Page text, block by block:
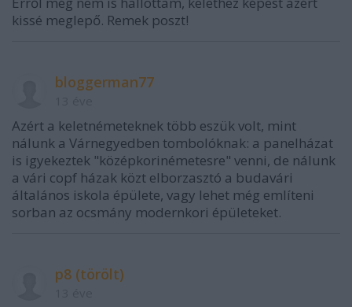
kissé meglepő. Remek poszt!
bloggerman77
Azért a keletnémeteknek több eszük volt, mint
nálunk a Várnegyedben tombolóknak: a panelházat
is igyekeztek "középkorinémetesre" venni, de nálunk
a vári copf házak közt elborzasztó a budavári
általános iskola épülete, vagy lehet még említeni
sorban az ocsmány modernkori épületeket.
p8 (törölt)